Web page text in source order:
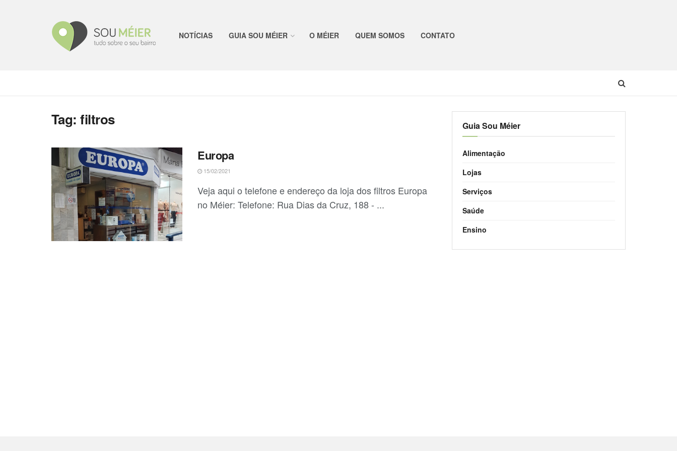
NOTÍCIAS GUIA SOU MÉIER O MÉIER QUEM SOMOS CONTATO
Tag:filtros
Europa
15/02/2021
Veja aqui o telefone e endereço da loja dos filtros Europa
no Méier: Telefone: Rua Dias da Cruz, 188 - ...
Guia Sou Méier
Alimentação
Lojas
Serviços
Saúde
Ensino